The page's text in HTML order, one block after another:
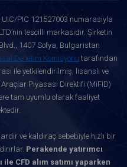
UIC/PIC 121527003 numarasıyla
tescilli markasıdır. Şirketin
1407 Sofya, Bulgaristan
Denetim Komisyonu tarafından
ile yetkilendirilmiş, lisanslı ve
Piyasası Direktifi (MiFID)
tam uyumlu olarak faaliyet
ve kaldıraç sebebiyle hızlı bir
Perakende yatırımcı
ile CFD alım satımı yaparken